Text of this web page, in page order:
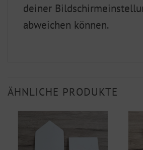
deiner
abweichen können.
ÄHNLICHE PRODUKTE